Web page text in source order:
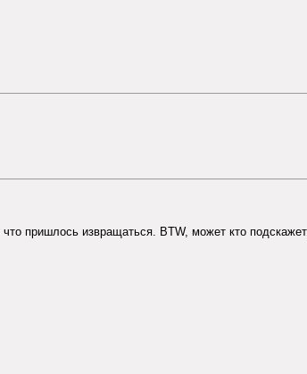
пришлось извращаться. BTW, может кто